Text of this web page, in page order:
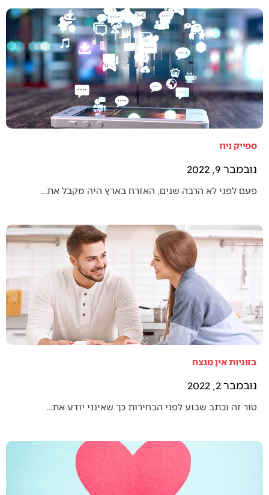
ספייק ניוז
נובמבר 9, 2022
פעם לפני לא הרבה שנים, האזרח בארץ היה מקבל את…
בזוגיות אין מנצח
נובמבר 2, 2022
טור זה נכתב שבוע לפני הבחירות כך שאינני יודע את…